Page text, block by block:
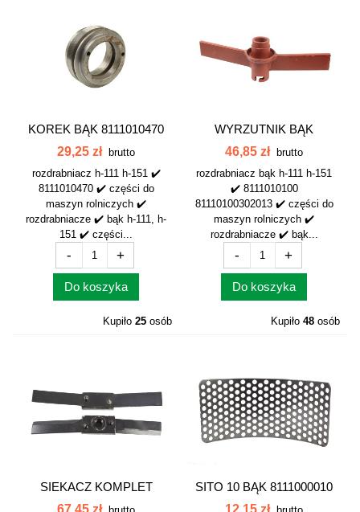
KOREK BĄK 8111010470
29,25 zł
brutto
rozdrabniacz h-111 h-151 ✔️
8111010470 ✔️ części do
maszyn rolniczych ✔️
rozdrabniacze ✔️ bąk h-111, h-
151 ✔️ części...
- +
Do koszyka
Kupiło 25 osób
WYRZUTNIK BĄK
8111010100...
46,85 zł
brutto
rozdrabniacz bąk h-111 h-151
✔️ 8111010100
81110100302013 ✔️ części do
maszyn rolniczych ✔️
rozdrabniacze ✔️ bąk...
- +
Do koszyka
Kupiło 48 osób
SIEKACZ KOMPLET
DUŻY BĄK 8151040070
67,45 zł
SITO 10 BĄK 8111000010
8111000090
12,15 zł